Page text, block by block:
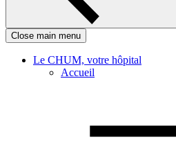
Close main menu
Le CHUM, votre hôpital
Accueil